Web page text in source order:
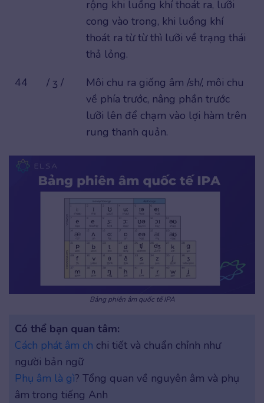
rộng khi luồng khí thoát ra, lưỡi
cong vào trong, khi luồng khí
thoát ra từ từ thì lưỡi về trạng thái
thả lỏng.
44
/ ʒ /
Môi chu ra giống âm /sh/, môi chu
về phía trước, nâng phần trước
lưỡi lên để chạm vào lợi hàm trên
rung thanh quản.
Bảng phiên âm quốc tế IPA
Có thể bạn quan tâm:
Cách phát âm ch chi tiết và chuẩn chỉnh như
người bản ngữ
Phụ âm là gì? Tổng quan về nguyên âm và phụ
âm trong tiếng Anh